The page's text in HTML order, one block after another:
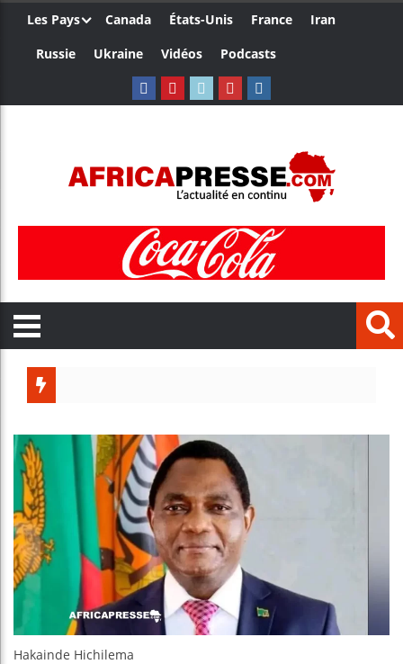
Les Pays Canada États-Unis France
Iran
Russie
Ukraine Vidéos Podcasts
Hakainde Hichilema